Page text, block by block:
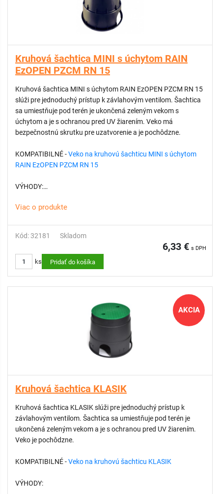
Kruhová šachtica MINI s úchytom RAIN
EzOPEN PZCM RN 15
Kruhová šachtica MINI s úchytom RAIN EzOPEN PZCM RN 15
slúži pre jednoduchý prístup k závlahovým ventilom. Šachtica
sa umiestňuje pod terén je ukončená zeleným vekom s
úchytom a je s ochranou pred UV žiarením. Veko má
bezpečnostnú skrutku pre uzatvorenie a je pochôdzne.
KOMPATIBILNÉ -Veko na kruhovú šachticu MINI s úchytom
RAIN EzOPEN PZCM RN 15
VÝHODY:
Jednoduchý prístup k podzemným riadiacim ventilom
Odolná konštrukcia
Rýchla, bezproblémová a cenovo výhodná inštalácia
Viac o produkte
Kód: 32181 Skladom
6,33 € s DPH
ks Pridať do košíka
AKCIA
Kruhová šachtica KLASIK
Kruhová šachtica KLASIK slúži pre jednoduchý prístup k
závlahovým ventilom. Šachtica sa umiestňuje pod terén je
ukončená zeleným vekom a je s ochranou pred UV žiarením.
Veko je pochôdzne.
KOMPATIBILNÉ -Veko na kruhovú šachticu KLASIK
VÝHODY: